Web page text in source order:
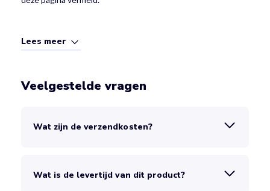
Lees meer
Veelgestelde vragen
Wat zijn de verzendkosten?
Wat is de levertijd van dit product?